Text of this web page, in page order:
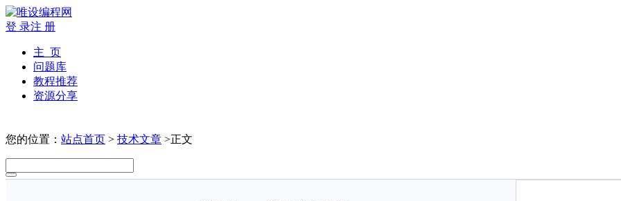
登 录注 册
主 页
问题库
教程推荐
资源分享
您的位置： 站点首页 > 技术文章 >正文